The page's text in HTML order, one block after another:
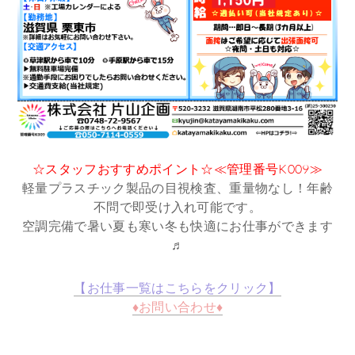
☆スタッフおすすめポイント☆≪管理番号K009≫
軽量プラスチック製品の目視検査、重量物なし！年齢
不問で即受け入れ可能です。
空調完備で暑い夏も寒い冬も快適にお仕事ができます
♬
【お仕事一覧はこちらをクリック】
♦お問い合わせ♦